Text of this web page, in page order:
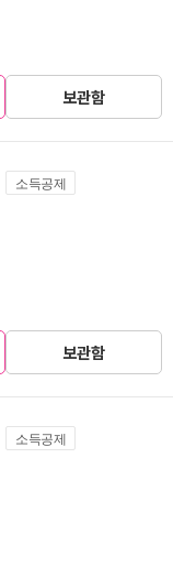
보관함
소득공제
보관함
소득공제